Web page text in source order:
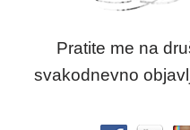
Pratite me na
svakodnevno